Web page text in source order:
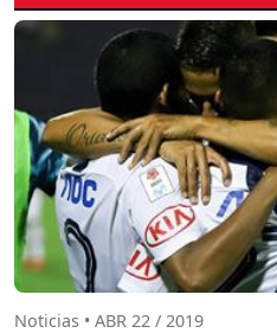
Noticias • ABR 22 / 2019